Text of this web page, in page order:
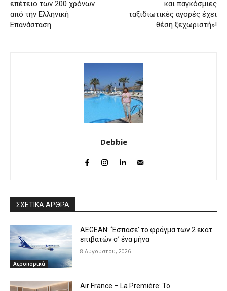
επέτειο των 200 χρόνων
από την Ελληνική
Επανάσταση
και παγκόσμιες
ταξιδιωτικές αγορές έχει
θέση ξεχωριστή»!
Debbie
ΣΧΕΤΙΚΑ ΑΡΘΡΑ
Αεροπορικά
AEGEAN: ‘Έσπασε’ το φράγμα των 2 εκατ.
επιβατών σ’ ένα μήνα
8 Αυγούστου, 2026
Air France – La Première: Το